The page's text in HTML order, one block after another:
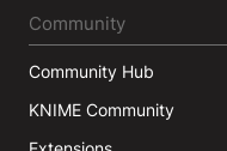
Community
Community Hub
KNIME Community